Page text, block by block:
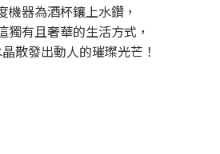
機器為酒杯鑲上水鑽，
獨有且奢華的生活方式，
散發出動人的璀璨光芒！